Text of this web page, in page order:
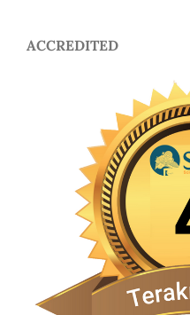
ACCREDITED